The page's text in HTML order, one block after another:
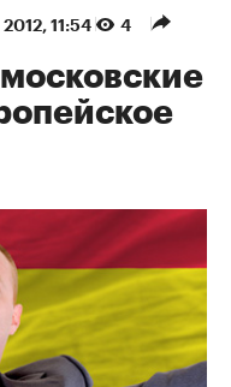
11:54 4